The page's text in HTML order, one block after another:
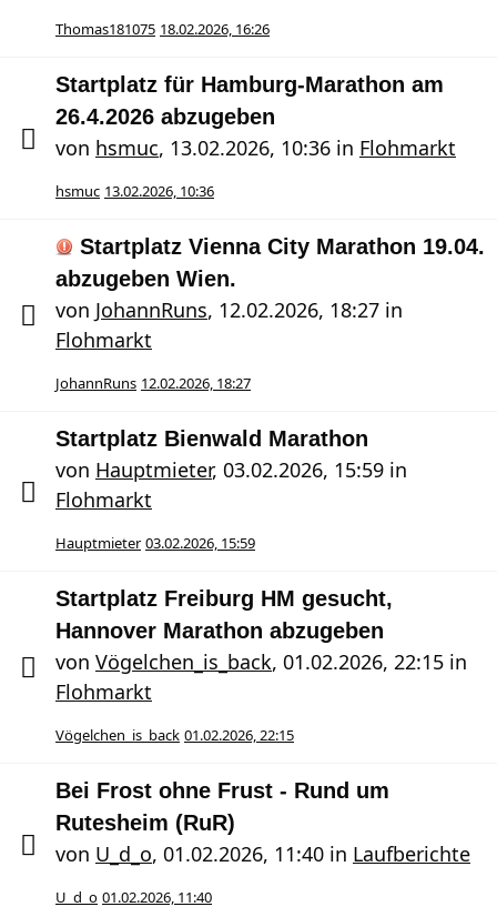
Thomas181075 18.02.2026, 16:26
Startplatz für Hamburg-Marathon am
26.4.2026 abzugeben
von hsmuc, 13.02.2026, 10:36 in Flohmarkt
hsmuc 13.02.2026, 10:36
Startplatz Vienna City Marathon 19.04.
abzugeben Wien.
von JohannRuns, 12.02.2026, 18:27 in
Flohmarkt
JohannRuns 12.02.2026, 18:27
Startplatz Bienwald Marathon
von Hauptmieter, 03.02.2026, 15:59 in
Flohmarkt
Hauptmieter 03.02.2026, 15:59
Startplatz Freiburg HM gesucht,
Hannover Marathon abzugeben
von Vögelchen_is_back, 01.02.2026, 22:15 in
Flohmarkt
Vögelchen_is_back 01.02.2026, 22:15
Bei Frost ohne Frust - Rund um
Rutesheim (RuR)
von U_d_o, 01.02.2026, 11:40 in Laufberichte
U_d_o 01.02.2026, 11:40